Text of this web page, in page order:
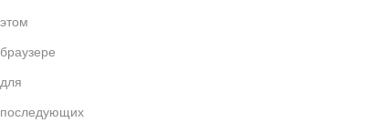
этом
браузере
для
последующих